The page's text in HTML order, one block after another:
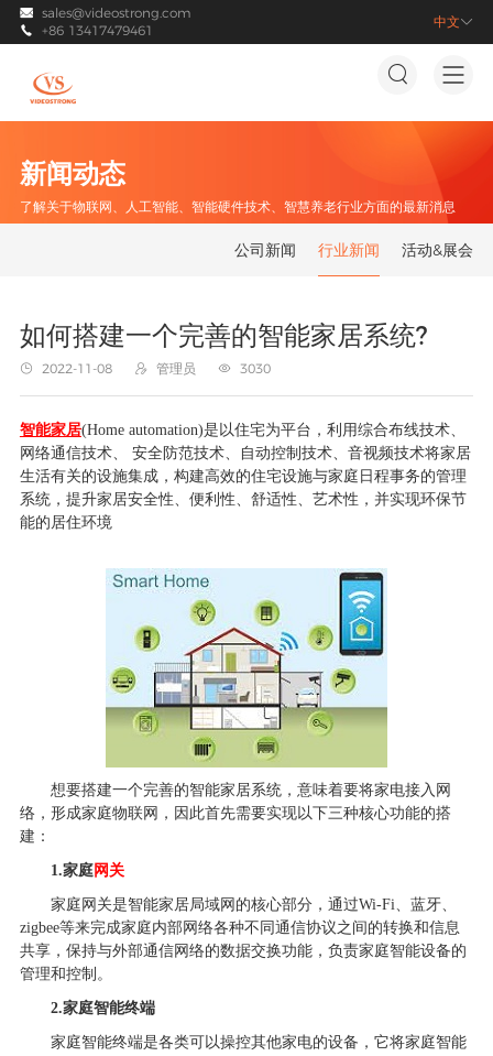
中文
 sales@videostrong.com
 +86 13417479461

新闻动态
了解关于物联网、人工智能、智能硬件技术、智慧养老行业方面的最新消息
公司新闻 行业新闻 活动&展会
如何搭建一个完善的智能家居系统?
 2022-11-08  管理员  3030
智能家居(Home automation)是以住宅为平台，利用综合布线技术、
网络通信技术、 安全防范技术、自动控制技术、音视频技术将家居
生活有关的设施集成，构建高效的住宅设施与家庭日程事务的管理
系统，提升家居安全性、便利性、舒适性、艺术性，并实现环保节
能的居住环境
想要搭建一个完善的智能家居系统，意味着要将家电接入网
络，形成家庭物联网，因此首先需要实现以下三种核心功能的搭
建：
1.家庭网关
家庭网关是智能家居局域网的核心部分，通过Wi-Fi、蓝牙、
zigbee等来完成家庭内部网络各种不同通信协议之间的转换和信息
共享，保持与外部通信网络的数据交换功能，负责家庭智能设备的
管理和控制。
2.家庭智能终端
家庭智能终端是各类可以操控其他家电的设备，它将家庭智能